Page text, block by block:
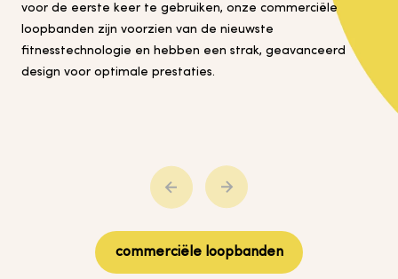
voor de eerste keer te gebruiken, onze commerciële
loopbanden zijn voorzien van de nieuwste
fitnesstechnologie en hebben een strak, geavanceerd
design voor optimale prestaties.
commerciële loopbanden